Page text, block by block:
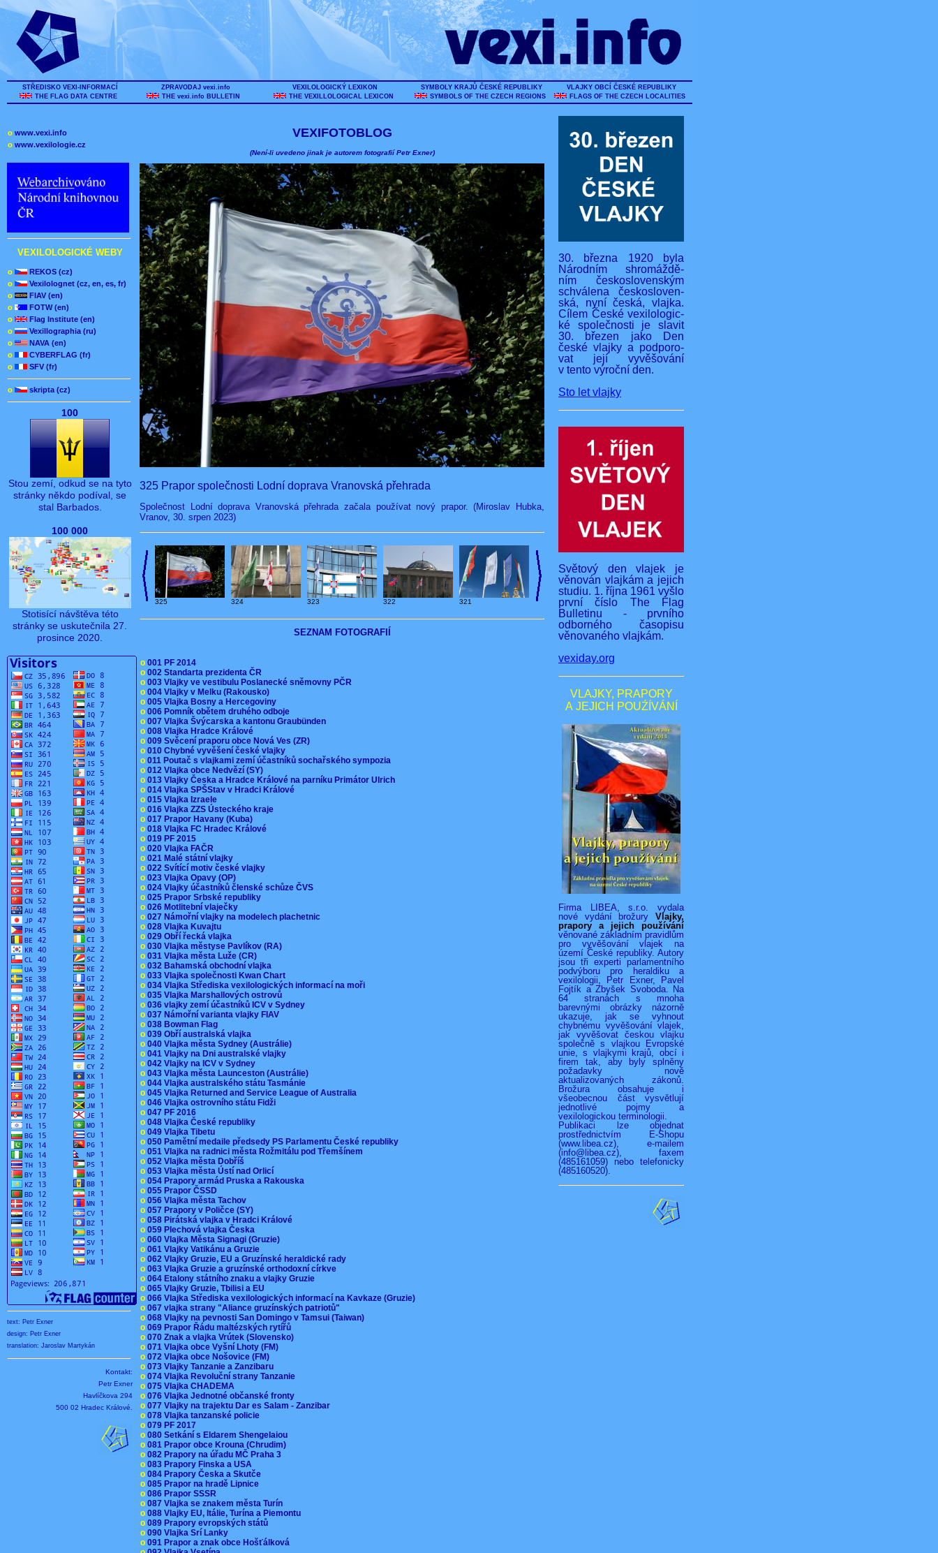
STŘEDISKO VEXI-INFORMACÍ
THE FLAG DATA CENTRE
ZPRAVODAJ vexi.info
THE vexi.info BULLETIN
VEXILOLOGICKÝ LEXIKON
THE VEXILLOLOGICAL LEXICON
SYMBOLY KRAJŮ ČESKÉ REPUBLIKY
SYMBOLS OF THE CZECH REGIONS
VLAJKY OBCÍ ČESKÉ REPUBLIKY
FLAGS OF THE CZECH LOCALITIES
o www.vexi.info
o www.vexilologie.cz
VEXILOLOGICKÉ WEBY
o
REKOS (cz)
o
Vexilolognet (cz, en, es, fr)
o
FIAV (en)
o
FOTW (en)
o
Flag Institute (en)
o
Vexillographia (ru)
o
NAVA (en)
o
CYBERFLAG (fr)
o
SFV (fr)
o skripta (cz)
100
Stou zemí, odkud se na tyto
stránky někdo podíval, se
stal Barbados.
100 000
Stotisící návštěva této
stránky se uskutečnila 27.
prosince 2020.
text: Petr Exner
design: Petr Exner
translation: Jaroslav Martykán
Kontakt:
Petr Exner
Havlíčkova 294
500 02 Hradec Králové.
VEXIFOTOBLOG
(Není-li uvedeno jinak je autorem fotografií Petr Exner)
325 Prapor společnosti Lodní doprava Vranovská přehrada
Společnost Lodní doprava Vranovská přehrada začala používat nový prapor. (Miroslav Hubka,
Vranov, 30. srpen 2023)
325 324 323 322 321
SEZNAM FOTOGRAFIÍ
o 001 PF 2014
o 002 Standarta prezidenta ČR
o 003 Vlajky ve vestibulu Poslanecké sněmovny PČR
o 004 Vlajky v Melku (Rakousko)
o 005 Vlajka Bosny a Hercegoviny
o 006 Pomník obětem druhého odboje
o 007 Vlajka Švýcarska a kantonu Graubünden
o 008 Vlajka Hradce Králové
o 009 Svěcení praporu obce Nová Ves (ZR)
o 010 Chybné vyvěšení české vlajky
o 011 Poutač s vlajkami zemí účastníků sochařského sympozia
o 012 Vlajka obce Nedvězí (SY)
o 013 Vlajky Česka a Hradce Králové na parníku Primátor Ulrich
o 014 Vlajka SPŠStav v Hradci Králové
o 015 Vlajka Izraele
o 016 Vlajka ZZS Ústeckého kraje
o 017 Prapor Havany (Kuba)
o 018 Vlajka FC Hradec Králové
o 019 PF 2015
o 020 Vlajka FAČR
o 021 Malé státní vlajky
o 022 Svítící motiv české vlajky
o 023 Vlajka Opavy (OP)
o 024 Vlajky účastníků členské schůze ČVS
o 025 Prapor Srbské republiky
o 026 Motlitební vlaječky
o 027 Námořní vlajky na modelech plachetnic
o 028 Vlajka Kuvajtu
o 029 Obří řecká vlajka
o 030 Vlajka městyse Pavlíkov (RA)
o 031 Vlajka města Luže (CR)
o 032 Bahamská obchodní vlajka
o 033 Vlajka společnosti Kwan Chart
o 034 Vlajka Střediska vexilologických informací na moři
o 035 Vlajka Marshallových ostrovů
o 036 vlajky zemí účastníků ICV v Sydney
o 037 Námořní varianta vlajky FIAV
o 038 Bowman Flag
o 039 Obří australská vlajka
o 040 Vlajka města Sydney (Austrálie)
o 041 Vlajky na Dni australské vlajky
o 042 Vlajky na ICV v Sydney
o 043 Vlajka města Launceston (Austrálie)
o 044 Vlajka australského státu Tasmánie
o 045 Vlajka Returned and Service League of Australia
o 046 Vlajka ostrovního státu Fidži
o 047 PF 2016
o 048 Vlajka České republiky
o 049 Vlajka Tibetu
o 050 Pamětní medaile předsedy PS Parlamentu České republiky
o 051 Vlajka na radnici města Rožmitálu pod Třemšínem
o 052 Vlajka města Dobříš
o 053 Vlajka města Ústí nad Orlicí
o 054 Prapory armád Pruska a Rakouska
o 055 Prapor ČSSD
o 056 Vlajka města Tachov
o 057 Prapory v Poličce (SY)
o 058 Pirátská vlajka v Hradci Králové
o 059 Plechová vlajka Česka
o 060 Vlajka Města Signagi (Gruzie)
o 061 Vlajky Vatikánu a Gruzie
o 062 Vlajky Gruzie, EU a Gruzínské heraldické rady
o 063 Vlajka Gruzie a gruzínské orthodoxní církve
o 064 Etalony státního znaku a vlajky Gruzie
o 065 Vlajky Gruzie, Tbilisi a EU
o 066 Vlajka Střediska vexilologických informací na Kavkaze (Gruzie)
o 067 vlajka strany "Aliance gruzínských patriotů"
o 068 Vlajky na pevnosti San Domingo v Tamsui (Taiwan)
o 069 Prapor Řádu maltézských rytířů
o 070 Znak a vlajka Vrútek (Slovensko)
o 071 Vlajka obce Vyšní Lhoty (FM)
o 072 Vlajka obce Nošovice (FM)
o 073 Vlajky Tanzanie a Zanzibaru
o 074 Vlajka Revoluční strany Tanzanie
o 075 Vlajka CHADEMA
o 076 Vlajka Jednotné občanské fronty
o 077 Vlajky na trajektu Dar es Salam - Zanzibar
o 078 Vlajka tanzanské policie
o 079 PF 2017
o 080 Setkání s Eldarem Shengelaiou
o 081 Prapor obce Krouna (Chrudim)
o 082 Prapory na úřadu MČ Praha 3
o 083 Prapory Finska a USA
o 084 Prapory Česka a Skutče
o 085 Prapor na hradě Lipnice
o 086 Prapor SSSR
o 087 Vlajka se znakem města Turín
o 088 Vlajky EU, Itálie, Turína a Piemontu
o 089 Prapory evropských států
o 090 Vlajka Srí Lanky
o 091 Prapor a znak obce Hošťálková
30. března 1920 byla
Národním shromáždě-
ním československým
schválena českosloven-
ská, nyní česká, vlajka.
Cílem České vexilologic-
ké společnosti je slavit
30. březen jako Den
české vlajky a podporo-
vat její vyvěšování
v tento výroční den.
Sto let vlajky
Světový den vlajek je
věnován vlajkám a jejich
studiu. 1. října 1961 vyšlo
první číslo The Flag
Bulletinu - prvního
odborného časopisu
věnovaného vlajkám.
vexiday.org
VLAJKY, PRAPORY
A JEJICH POUŹÍVÁNÍ
Firma LIBEA, s.r.o. vydala
nové vydání brožury Vlajky,
prapory a jejich používání
věnované základním pravidlům
pro vyvěšování vlajek na
území České republiky. Autory
jsou tři experti parlamentního
podvýboru pro heraldiku a
vexilologii, Petr Exner, Pavel
Fojtík a Zbyšek Svoboda. Na
64 stranách s mnoha
barevnými obrázky názorně
ukazuje, jak se vyhnout
chybnému vyvěšování vlajek,
jak vyvěšovat českou vlajku
společně s vlajkou Evropské
unie, s vlajkymi krajů, obcí i
firem tak, aby byly splněny
požadavky nově
aktualizovaných zákonů.
Brožura obsahuje i
všeobecnou část vysvětlují
jednotlivé pojmy a
vexilologickou terminologii.
Publikaci lze objednat
prostřednictvím E-Shopu
(www.libea.cz), e-mailem
(info@libea.cz), faxem
(485161059) nebo telefonicky
(485160520).